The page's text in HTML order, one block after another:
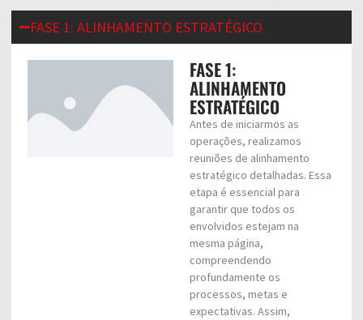
FASE 1: ALINHAMENTO ESTRATÉGICO
FASE 1:
ALINHAMENTO
ESTRATÉGICO
Antes de iniciarmos as
operações, realizamos
reuniões de alinhamento
estratégico detalhadas. Essa
etapa é essencial para
garantir que todos os
envolvidos estejam na
mesma página,
compreendendo
profundamente os
processos, metas e
expectativas. Assim,